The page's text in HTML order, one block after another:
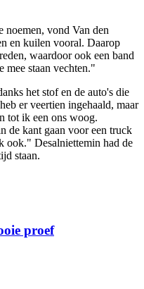
noemen, vond Van den
en kuilen vooral. Daarop
waardoor ook een band
mee staan vechten."
het stof en de auto's die
er veertien ingehaald, maar
tot ik een ons woog.
de kant gaan voor een truck
ook." Desalniettemin had de
staan.
proef